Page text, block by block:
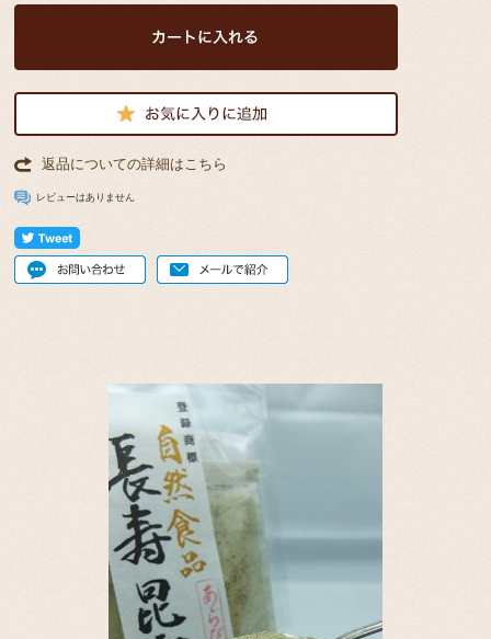
返品についての詳細はこちら
レビューはありません